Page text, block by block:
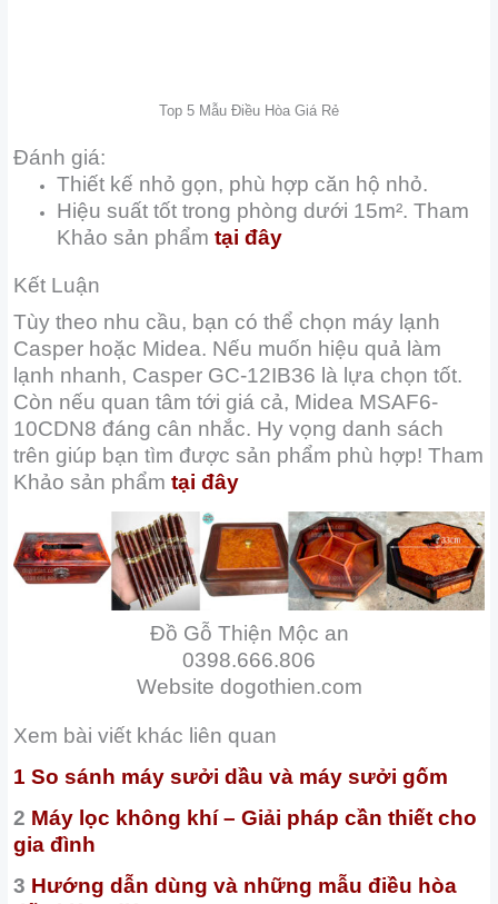
Top 5 Mẫu Điều Hòa Giá Rẻ
Đánh giá:
Thiết kế nhỏ gọn, phù hợp căn hộ nhỏ.
Hiệu suất tốt trong phòng dưới 15m². Tham
Khảo sản phẩmtại đây
Kết Luận
Tùy theo nhu cầu, bạn có thể chọn máy lạnh
Casper hoặc Midea. Nếu muốn hiệu quả làm
lạnh nhanh, Casper GC-12IB36 là lựa chọn tốt.
Còn nếu quan tâm tới giá cả, Midea MSAF6-
10CDN8 đáng cân nhắc. Hy vọng danh sách
trên giúp bạn tìm được sản phẩm phù hợp! Tham
Khảo sản phẩmtại đây
Đồ Gỗ Thiện Mộc an
0398.666.806
Website dogothien.com
Xem bài viết khác liên quan
1 So sánh máy sưởi dầu và máy sưởi gốm
2 Máy lọc không khí – Giải pháp cần thiết cho
gia đình
3 Hướng dẫn dùng và những mẫu điều hòa